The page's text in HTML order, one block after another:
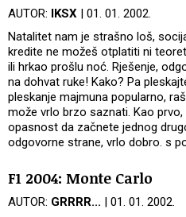
AUTOR: IKSX | 01. 01. 2002.
Natalitet nam je strašno loš,
kredite ne možeš otplatiti ni
ili hrkao prošlu noć. Rješenje,
na dohvat ruke! Kako? Pa
pleskanje majmuna popularno,
može vrlo brzo saznati. Kao
opasnost da začnete jednog
odgovorne strane, vrlo dobro. s
F1 2004: Monte Carlo
AUTOR: GRRRR... | 01. 01. 2002.